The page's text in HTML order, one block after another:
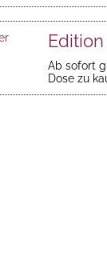
Ab sofort
Dose zu